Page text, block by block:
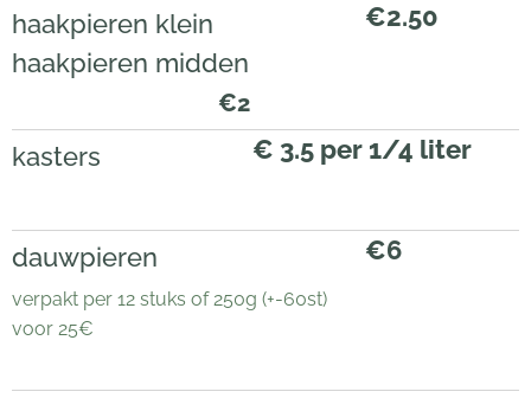
haakpieren klein
haakpieren midden
€2
€2.50
kasters € 3.5 per 1/4 liter
dauwpieren
verpakt per 12 stuks of 250g (+-60st)
voor 25€
€6